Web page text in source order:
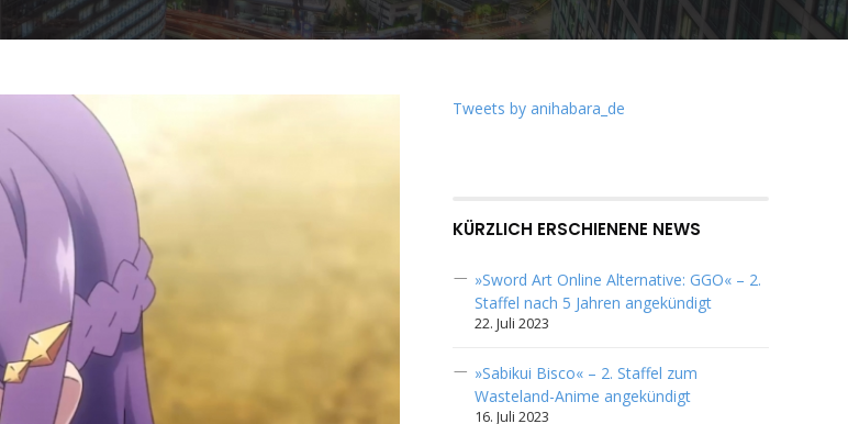
Tweets by anihabara_de
KÜRZLICH ERSCHIENENE NEWS
»Sword Art Online Alternative: GGO« – 2.
Staffel nach 5 Jahren angekündigt
22. Juli 2023
»Sabikui Bisco« – 2. Staffel zum
Wasteland-Anime angekündigt
16. Juli 2023